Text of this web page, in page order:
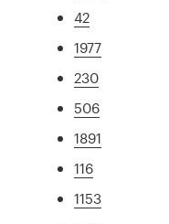
42
1977
230
506
1891
116
1153